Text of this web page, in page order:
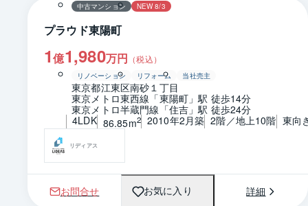
中古マンション NEW 8/3
プラウド東陽町
1億1,980万円 （税込）
リノベーション リフォーム 当社売主
東京都江東区南砂１丁目
東京メトロ東西線「東陽町」駅 徒歩14分
東京メトロ半蔵門線「住吉」駅 徒歩24分
4LDK 86.85m2 2010年2月築 2階／地上10階 東向
リディアス
お問合せ お気に入り 詳細
1 / 0 間取り